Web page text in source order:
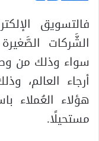
فالتسويق
الشَّركات
سواء وذلك من
أرجاء العالم،
هؤلاء العُملاء
مستحيلًا.